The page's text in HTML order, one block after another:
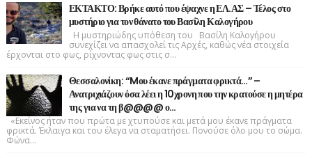
ΕΚΤΑΚΤΟ: Βρήκε αυτό που έψαχνε η ΕΛ.ΑΣ – Τέλος στο
μυστήριο για τον θάνατο του Βασίλη Καλογήρου
Η μυστηριώδης υπόθεση του Βασίλη Καλογήρου
συνεχίζει να απασχολεί τις Αρχές, καθώς νέα στοιχεία
έρχονται στο φως, ρίχνοντας φως στις σ...
Θεσσαλονίκη: “Mου έκανε πράγματα φρικτά…” –
Ανατριχιάζουν όσα λέει η 10χρονη που την κρατούσε η μητέρα
της για να τη β@@@@ ο…
«Εκείνος ήταν που πρώτα με χτυπούσε και μετά μου έκανε πράγματα
φρικτά. Έκλαιγα και του έλεγα να σταματήσει. Πονούσε όλο μου το σώμα.
Φώνα...